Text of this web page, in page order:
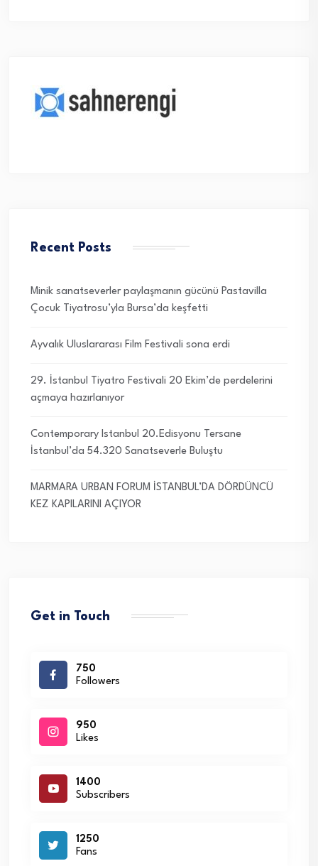
Recent Posts
Minik sanatseverler paylaşmanın gücünü Pastavilla
Çocuk Tiyatrosu’yla Bursa’da keşfetti
Ayvalık Uluslararası Film Festivali sona erdi
29. İstanbul Tiyatro Festivali 20 Ekim’de perdelerini
açmaya hazırlanıyor
Contemporary Istanbul 20.Edisyonu Tersane
İstanbul’da 54.320 Sanatseverle Buluştu
MARMARA URBAN FORUM İSTANBUL’DA DÖRDÜNCÜ
KEZ KAPILARINI AÇIYOR
Get in Touch
750
Followers
950
Likes
1400
Subscribers
1250
Fans